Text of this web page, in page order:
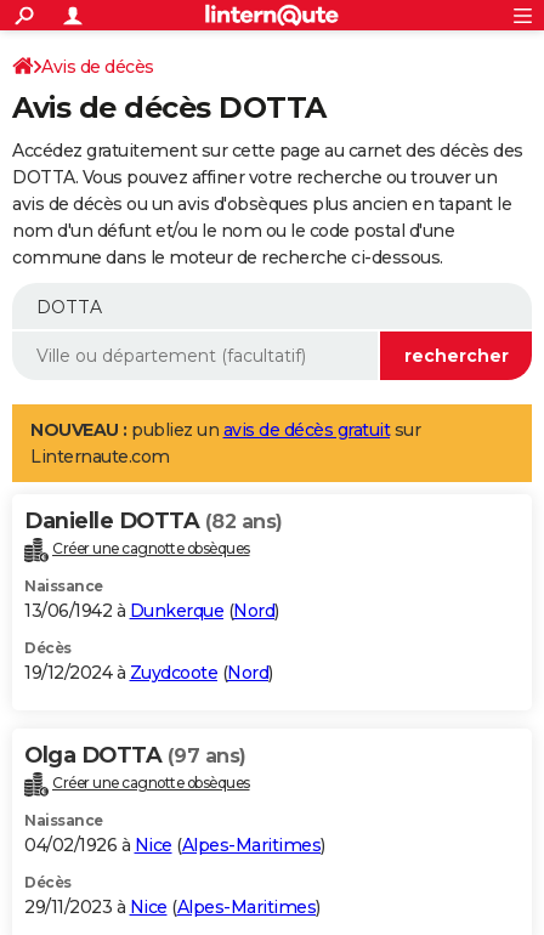
ACTUALITÉS
Politique
Société
Faits Divers
Education
Monde
Villes
+
SPORT
Coupe du monde 2026
Football
Tennis
Cyclisme
Rugby
Forum
Programme TV
TNT
Streaming
Cinéma
Sorties cinéma
Musique
+
FINANCE
Retraite
Epargne
Immobilier
Risques naturels par ville
Banque
Assurance
AUTO
Essais
Réserver un essai
Citadines
Berlines
SUV
Forum auto
+
Mobiles
Meilleur smartphone
Internet
Ordinateurs
Jeux vidéo
Guide high-tech
Aménagement intérieur
LIFESTYLE
Art de vivre
Bien-être
Loisirs
Mode
Modes de vie
Alimentation
Guide de la santé
Maladies
Médicaments
Sommeil
VOYAGE
Destinations
City break
Voyage nature
Voyage de noces
Forum
Climat
+PHOTO
GUIDES D'ACHAT
BONS PLANS
Carte de Noël
Carte Bonne année
Carte Saint-Valentin
Carte Pâques
Carte d'anniversaire
DICTIONNAIRE
Dictionnaire
Biographies
Citations
Expressions
Proverbes
PROGRAMME TV
S'inscrire
Se connecter
Lycées
Collèges
Primaires
Universités
Entreprises
Service militaire
Avis de recherche
AVIS DE DÉCÈS
Avis de décès
Avis de décès DOTTA
Accédez gratuitement sur cette page au carnet des décès des
DOTTA. Vous pouvez affiner votre recherche ou trouver un
avis de décès ou un avis d'obsèques plus ancien en tapant le
nom d'un défunt et/ou le nom ou le code postal d'une
commune dans le moteur de recherche ci-dessous.
NOUVEAU : publiez un avis de décès gratuitsur
Linternaute.com
Danielle DOTTA (82 ans)
Créer une cagnotte obsèques
Naissance
13/06/1942 à Dunkerque (Nord)
Décès
19/12/2024 à Zuydcoote (Nord)
Olga DOTTA (97 ans)
Créer une cagnotte obsèques
Naissance
04/02/1926 à Nice (Alpes-Maritimes)
Décès
29/11/2023 à Nice (Alpes-Maritimes)